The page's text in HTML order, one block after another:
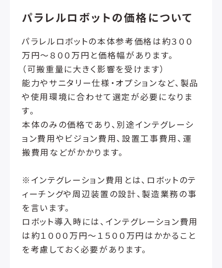
パラレルロボットの価格について
パラレルロボットの本体参考価格は約３００
万円～８００万円と価格幅があります。
（可搬重量に大きく影響を受けます）
能力やサニタリー仕様・オプションなど、製品
や使用環境に合わせて選定が必要になりま
す。
本体のみの価格であり、別途インテグレーシ
ョン費用やビジョン費用、設置工事費用、運
搬費用などがかかります。
※インテグレーション費用とは、ロボットのテ
ィーチングや周辺装置の設計、製造業務の事
を言います。
ロボット導入時には、インテグレーション費用
は約１０００万円～１５００万円はかかること
を考慮しておく必要があります。